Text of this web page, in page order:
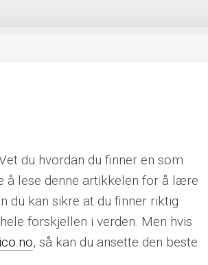
du hvordan du finner en som
å lese denne artikkelen for å lære
du kan sikre at du finner riktig
forskjellen i verden. Men hvis
, så kan du ansette den beste